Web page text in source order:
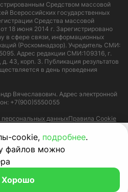
cookie, подробнее.
файлов можно
Хорошо
Средством массовой
Всероссийских государственных
Средства массовой
июня 2014 г. Зарегистрировано
в сфере связи, информационных
(Роскомнадзор). Учредитель СМИ:
Адрес редакции СМИ:109316, г.
43, корп. 3. Публикация результатов
в день проведения
Вячеславович. Адрес электронной
+7(900)5550055
персональных данныхПравила Cookie